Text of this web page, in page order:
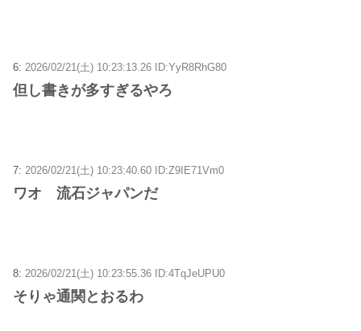
6: 2026/02/21(土) 10:23:13.26 ID:YyR8RhG80
但し書きが多すぎるやろ
7: 2026/02/21(土) 10:23:40.60 ID:Z9IE71Vm0
ワオ 流石ジャパンだ
8: 2026/02/21(土) 10:23:55.36 ID:4TqJeUPU0
そりゃ通関とおるわ